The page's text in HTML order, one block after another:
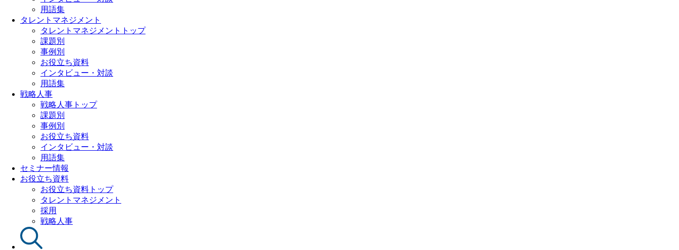
用語集
タレントマネジメント
タレントマネジメントトップ
課題別
事例別
お役立ち資料
インタビュー・対談
用語集
戦略人事
戦略人事トップ
課題別
事例別
お役立ち資料
インタビュー・対談
用語集
セミナー情報
お役立ち資料
お役立ち資料トップ
タレントマネジメント
採用
戦略人事